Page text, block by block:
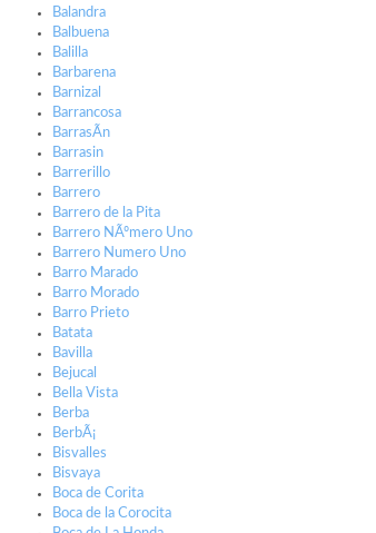
Balandra
Balbuena
Balilla
Barbarena
Barnizal
Barrancosa
BarrasÃ­n
Barrasin
Barrerillo
Barrero
Barrero de la Pita
Barrero NÃºmero Uno
Barrero Numero Uno
Barro Marado
Barro Morado
Barro Prieto
Batata
Bavilla
Bejucal
Bella Vista
Berba
BerbÃ¡
Bisvalles
Bisvaya
Boca de Corita
Boca de la Corocita